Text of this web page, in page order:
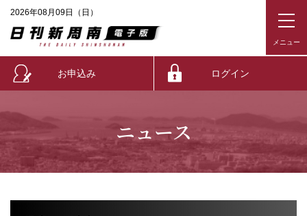
2026年08月09日（日）
お申込み ログイン
ニュース